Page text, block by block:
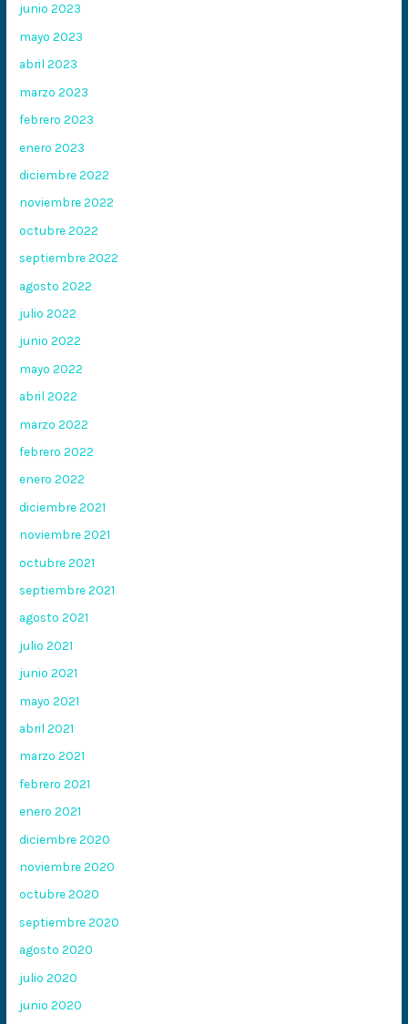
junio 2023
mayo 2023
abril 2023
marzo 2023
febrero 2023
enero 2023
diciembre 2022
noviembre 2022
octubre 2022
septiembre 2022
agosto 2022
julio 2022
junio 2022
mayo 2022
abril 2022
marzo 2022
febrero 2022
enero 2022
diciembre 2021
noviembre 2021
octubre 2021
septiembre 2021
agosto 2021
julio 2021
junio 2021
mayo 2021
abril 2021
marzo 2021
febrero 2021
enero 2021
diciembre 2020
noviembre 2020
octubre 2020
septiembre 2020
agosto 2020
julio 2020
junio 2020